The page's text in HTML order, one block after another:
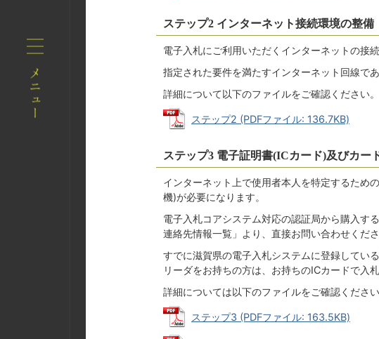
ステップ2 インターネット接続環境の整備
電子入札にご利用いただくインターネットの接
指定された要件を満たすインターネット回線で
詳細について以下のファイルをご確認ください。
ステップ2 (PDFファイル: 136.7KB)
ステップ3 電子証明書(ICカード)及びカー
インターネット上で使用者本人を特定するため
機)が必要になります。
電子入札コアシステム対応の認証局から購入す
連絡先情報一覧」より、直接お問い合わせくださ
すでに滋賀県の電子入札システムに登録してい
リーダをお持ちの方は、お持ちのICカードで入
詳細については以下のファイルをご確認ください
ステップ3 (PDFファイル: 163.5KB)